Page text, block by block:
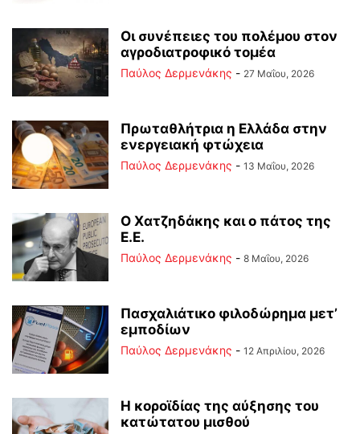
Οι συνέπειες του πολέμου στoν
αγροδιατροφικό τομέα
Παύλος Δερμενάκης - 27 Μαΐου, 2026
Πρωταθλήτρια η Ελλάδα στην
ενεργειακή φτώχεια
Παύλος Δερμενάκης - 13 Μαΐου, 2026
Ο Χατζηδάκης και ο πάτος της
Ε.Ε.
Παύλος Δερμενάκης - 8 Μαΐου, 2026
Πασχαλιάτικο φιλοδώρημα μετ’
εμποδίων
Παύλος Δερμενάκης - 12 Απριλίου, 2026
Η κοροϊδίας της αύξησης του
κατώτατου μισθού